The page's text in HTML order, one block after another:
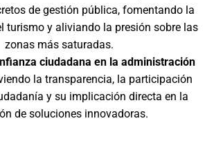
de gestión pública, fomentando la
turismo y aliviando la presión sobre las
zonas más saturadas.
ciudadana en la administración
la transparencia, la participación
y su implicación directa en la
de soluciones innovadoras.